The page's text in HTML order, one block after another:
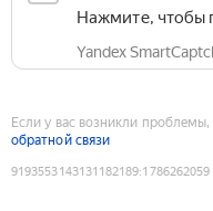
Нажмите, чтобы
Yandex
Если у вас возникли
обратной связи
9193553143131182189:1786262059